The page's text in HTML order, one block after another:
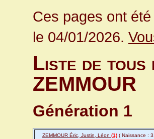
Ces pages ont
le 04/01/2026.
Liste de tous
ZEMMOUR
Génération 1
ZEMMOUR Éric, Justin, Léon (1) ( Naissance :